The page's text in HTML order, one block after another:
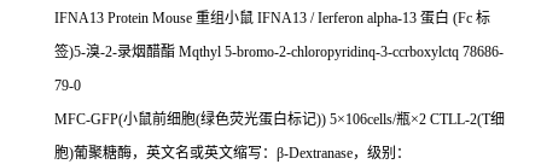
IFNA13 Protein Mouse 重组小鼠 IFNA13 / Ierferon alpha-13 蛋白 (Fc 标
签)5-溴-2-录烟醋酯 Mqthyl 5-bromo-2-chloropyridinq-3-ccrboxylctq 78686-
79-0
MFC-GFP(小鼠前细胞(绿色荧光蛋白标记)) 5×106cells/瓶×2 CTLL-2(T细
胞)葡聚糖酶，英文名或英文缩写：β-Dextranase，级别：